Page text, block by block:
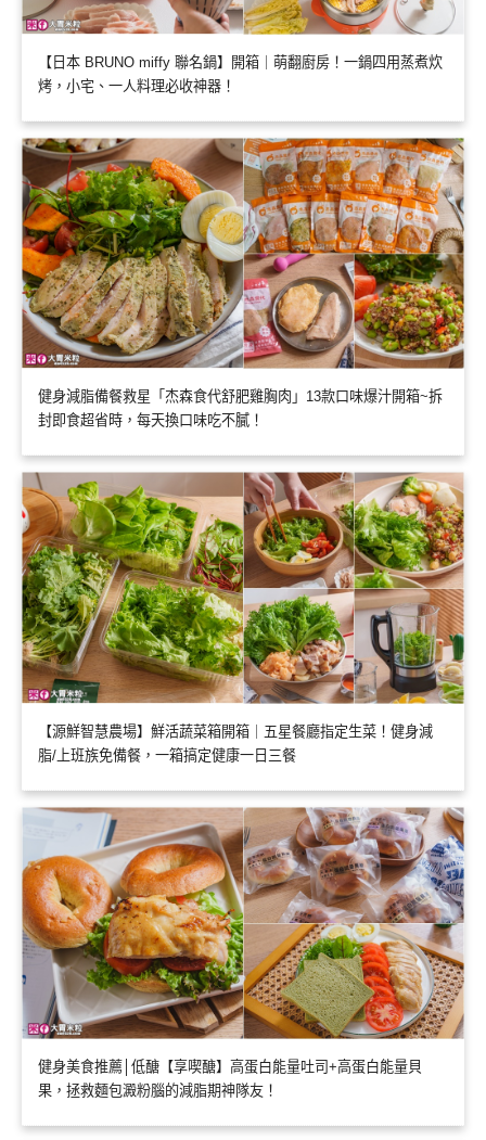
【日本 BRUNO miffy 聯名鍋】開箱｜萌翻廚房！一鍋四用蒸煮炊
烤，小宅、一人料理必收神器！
健身減脂備餐救星「杰森食代舒肥雞胸肉」13款口味爆汁開箱~拆
封即食超省時，每天換口味吃不膩！
【源鮮智慧農場】鮮活蔬菜箱開箱｜五星餐廳指定生菜！健身減
脂/上班族免備餐，一箱搞定健康一日三餐
健身美食推薦│低醣【享喫醣】高蛋白能量吐司+高蛋白能量貝
果，拯救麵包澱粉腦的減脂期神隊友！